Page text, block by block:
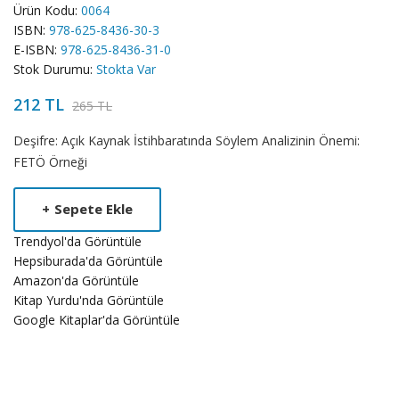
Ürün Kodu: 0064
ISBN: 978-625-8436-30-3
E-ISBN: 978-625-8436-31-0
Stok Durumu: Stokta Var
212 TL 265 TL
Product
Summery
Deşifre: Açık Kaynak İstihbaratında Söylem Analizinin Önemi:
FETÖ Örneği
+ Sepete Ekle
Trendyol'da Görüntüle
Hepsiburada'da Görüntüle
Amazon'da Görüntüle
Kitap Yurdu'nda Görüntüle
Google Kitaplar'da Görüntüle